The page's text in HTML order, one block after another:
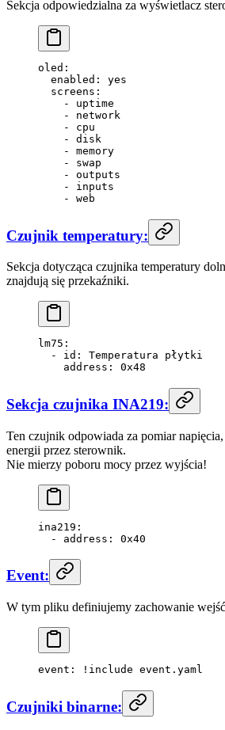
Sekcja odpowiedzialna za wyświetlacz
oled :
  enabled
: yes
  screens
:
    -
uptime
    -
network
    -
cpu
    -
disk
    -
memory
    -
swap
    -
outputs
    -
inputs
    -
web
Czujnik temperatury:
Sekcja dotycząca czujnika temperatury
znajdują się przekaźniki.
lm75 :
  -
id : Temperatura płytki
    address
: 0x48
Sekcja czujnika INA219:
Ten czujnik odpowiada za pomiar
energii przez sterownik.
Nie mierzy poboru mocy przez wyjścia!
ina219 :
  -
address : 0x40
Event:
W tym pliku definiujemy zachowanie
event : !include event.yaml
Czujniki binarne: